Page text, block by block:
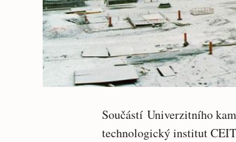
Součástí Univerzitního
technologický institut